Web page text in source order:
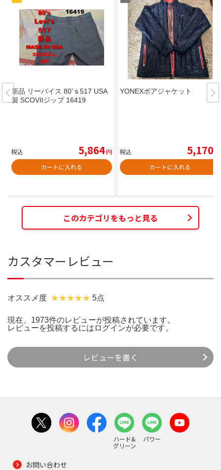
新品 リーバイス 80’ｓ517 USA
製 SCOVIIジップ 16419
税込 5,864円
カートに入れる
YONEXボアジャケット
税込 5,170
カートに入れる
このカテゴリをもっと見る
カスタマーレビュー
オススメ度 5点
現在、1973件のレビューが投稿されています。
レビューを投稿するには ログインが必要です。
レビューを書く
ハード&
グリーン
パワー
お問い合わせ